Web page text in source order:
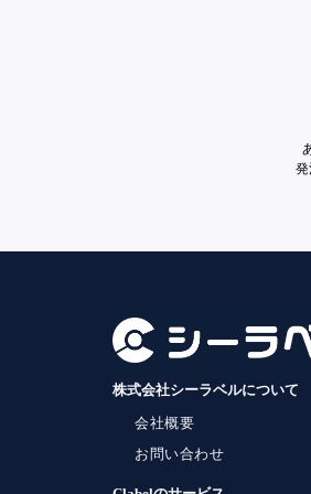
発
株式会社シーラベルについて
会社概要
お問い合わせ